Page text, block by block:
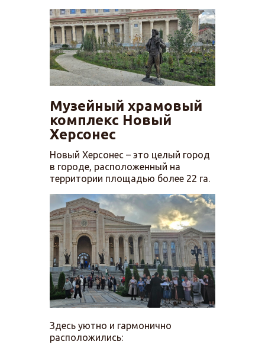
Музейный храмовый
комплекс Новый
Херсонес
Новый Херсонес – это целый город
в городе, расположенный на
территории площадью более 22 га.
Здесь уютно и гармонично
расположились: